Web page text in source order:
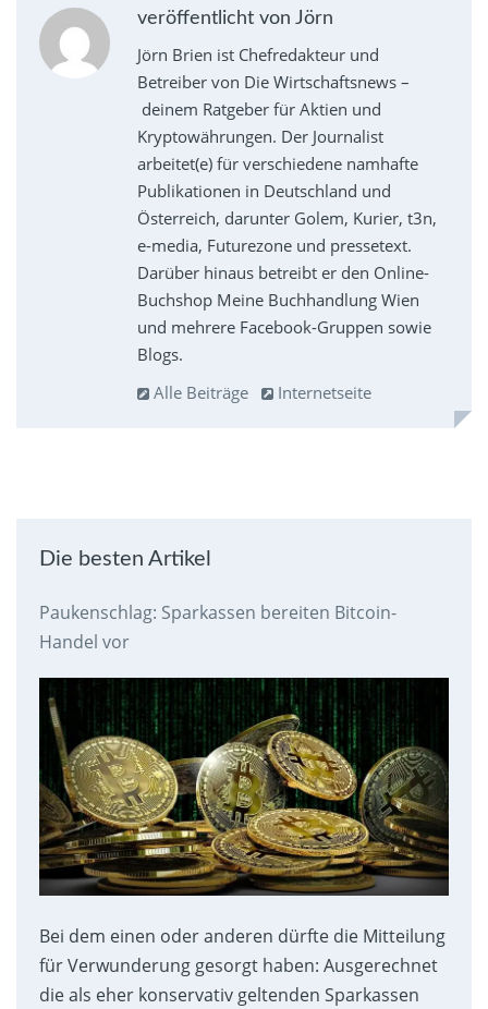
veröffentlicht von Jörn
Jörn Brien ist Chefredakteur und
Betreiber von Die Wirtschaftsnews –
deinem Ratgeber für Aktien und
Kryptowährungen. Der Journalist
arbeitet(e) für verschiedene namhafte
Publikationen in Deutschland und
Österreich, darunter Golem, Kurier, t3n,
e-media, Futurezone und pressetext.
Darüber hinaus betreibt er den Online-
Buchshop Meine Buchhandlung Wien
und mehrere Facebook-Gruppen sowie
Blogs.
Alle Beiträge
Internetseite
Die besten Artikel
Paukenschlag: Sparkassen bereiten Bitcoin-
Handel vor
Bei dem einen oder anderen dürfte die Mitteilung
für Verwunderung gesorgt haben: Ausgerechnet
die als eher konservativ geltenden Sparkassen